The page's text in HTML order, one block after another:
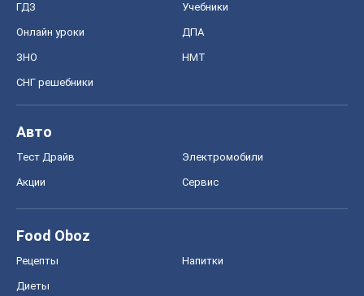
ГДЗ Учебники
Онлайн уроки ДПА
ЗНО НМТ
СНГ решебники
Авто
Тест Драйв Электромобили
Акции Сервис
Food Oboz
Рецепты Напитки
Диеты